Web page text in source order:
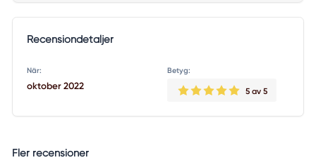
Recensiondetaljer
När:
oktober 2022
Betyg:
5 av 5
Fler recensioner